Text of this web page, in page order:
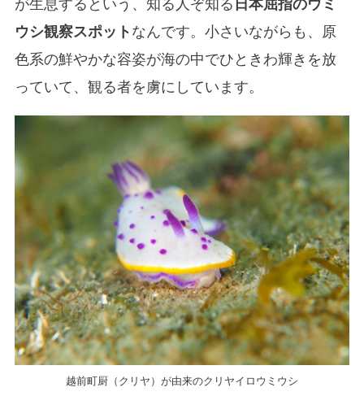
が生息するという、知る人ぞ知る 日本屈指のウミ
ウシ観察スポット なんです。小さいながらも、原
色系の鮮やかな容姿が海の中でひときわ輝きを放
っていて、観る者を虜にしています。
越前町厨（クリヤ）が由来のクリヤイロウミウシ